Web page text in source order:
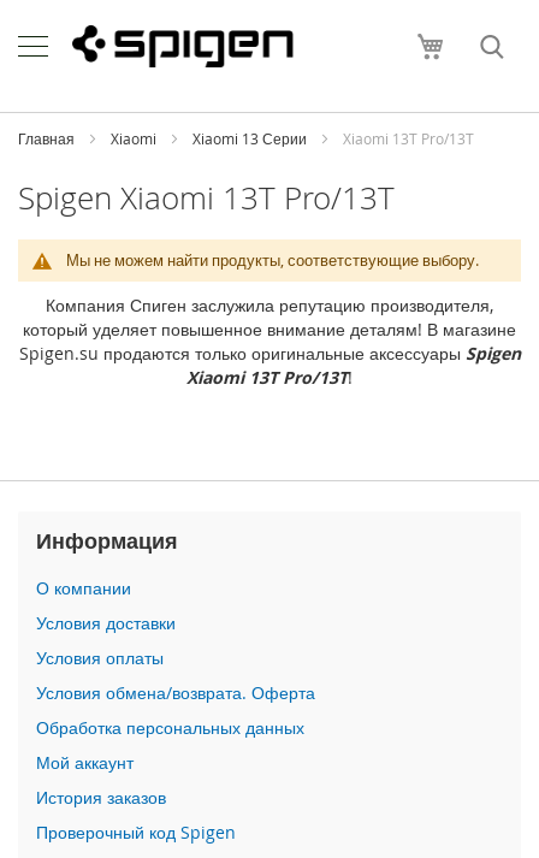
to
Content
Моя
h
o
i
P
h
e
1
M
P
h
o
n
e
1
7
P
r
o
i
Главная Xiaomi Xiaomi 13 Серии Xiaomi 13T Pro/13T
Spigen Xiaomi 13T Pro/13T
Мы не можем найти продукты, соответствующие выбору.
Компания Спиген заслужила репутацию производителя,
который уделяет повышенное внимание деталям! В магазине
Spigen.su продаются только оригинальные аксессуары Spigen
Xiaomi 13T Pro/13T!
Информация
О компании
Условия доставки
Условия оплаты
Условия обмена/возврата. Оферта
Обработка персональных данных
Мой аккаунт
История заказов
Проверочный код Spigen